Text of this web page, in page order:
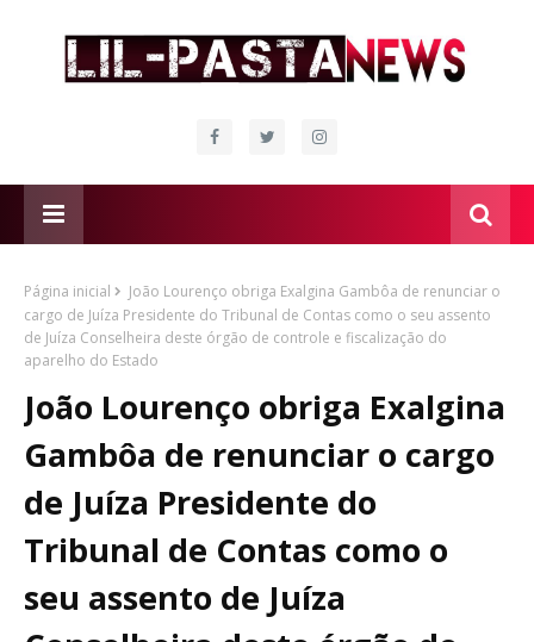
Página inicial
João Lourenço obriga Exalgina Gambôa de renunciar o
cargo de Juíza Presidente do Tribunal de Contas como o seu assento
de Juíza Conselheira deste órgão de controle e fiscalização do
aparelho do Estado
João Lourenço obriga Exalgina
Gambôa de renunciar o cargo
de Juíza Presidente do
Tribunal de Contas como o
seu assento de Juíza